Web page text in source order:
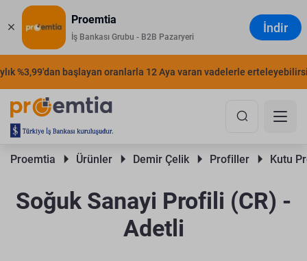
Proemtia
İş Bankası Grubu - B2B Pazaryeri
İndir
%3,99'dan başlayan oranlarla 12 Aya varan vadelerle
Proemtia Ürünler Demir Çelik Profiller Kutu
Soğuk Sanayi Profili (CR) -
Adetli